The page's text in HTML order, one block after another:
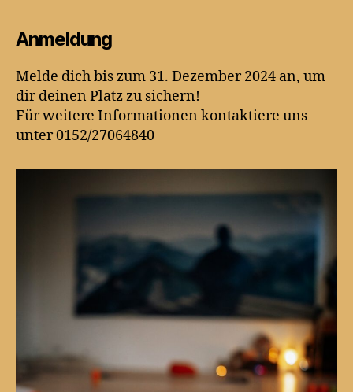
Anmeldung
Melde dich bis zum 31. Dezember 2024 an, um
dir deinen Platz zu sichern!
Für weitere Informationen kontaktiere uns
unter 0152/27064840